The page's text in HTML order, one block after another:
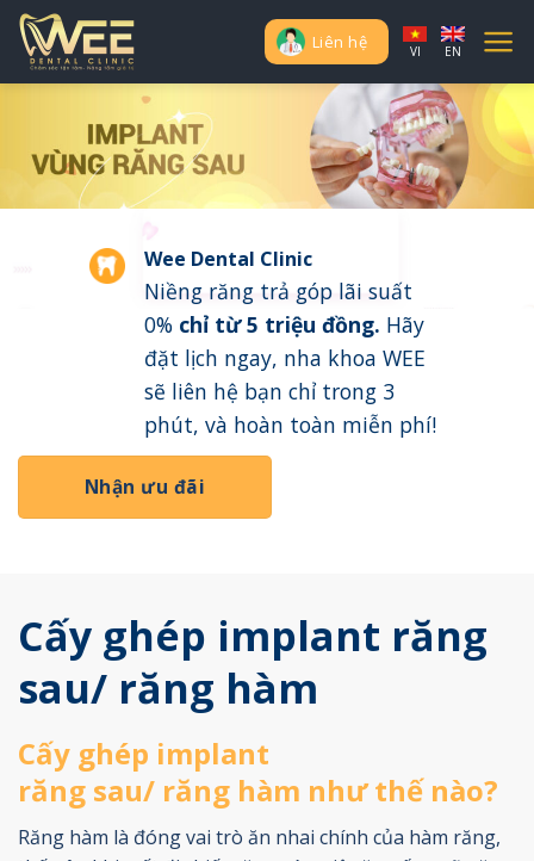
Skip
content
Liên hệ VI EN
Wee Dental Clinic
Niềng răng trả góp lãi suất
0% chỉ từ 5 triệu đồng. Hãy
đặt lịch ngay, nha khoa WEE
sẽ liên hệ bạn chỉ trong 3
phút, và hoàn toàn miễn phí!
Nhận ưu đãi
Cấy ghép implant răng
sau/ răng hàm
Cấy ghép implant
răng sau/ răng hàm như thế nào?
Răng hàm là đóng vai trò ăn nhai chính của hàm răng,